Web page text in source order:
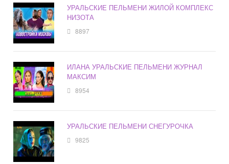
УРАЛЬСКИЕ ПЕЛЬМЕНИ ЖИЛОЙ КОМПЛЕКС
НИЗОТА
8897
ИЛАНА УРАЛЬСКИЕ ПЕЛЬМЕНИ ЖУРНАЛ
МАКСИМ
8954
УРАЛЬСКИЕ ПЕЛЬМЕНИ СНЕГУРОЧКА
9825